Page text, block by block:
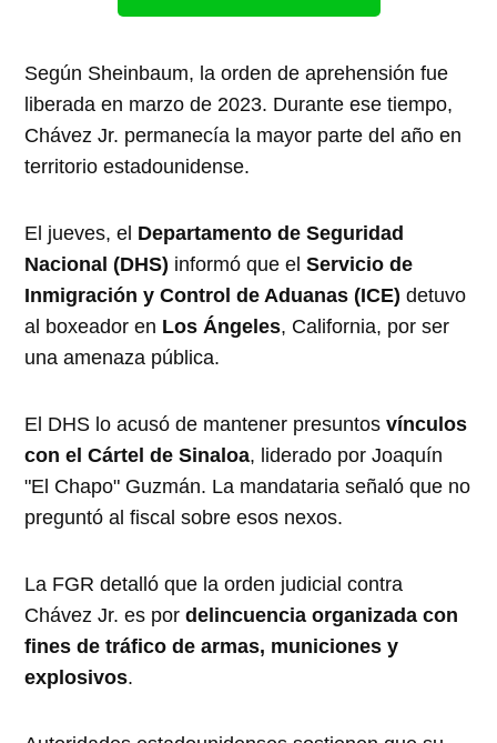
Según Sheinbaum, la orden de aprehensión fue
liberada en marzo de 2023. Durante ese tiempo,
Chávez Jr. permanecía la mayor parte del año en
territorio estadounidense.
El jueves, el Departamento de Seguridad
Nacional (DHS) informó que elServicio de
Inmigración y Control de Aduanas (ICE) detuvo
al boxeador en Los Ángeles, California, por ser
una amenaza pública.
El DHS lo acusó de mantener presuntosvínculos
con el Cártel de Sinaloa, liderado por Joaquín
"El Chapo" Guzmán. La mandataria señaló que no
preguntó al fiscal sobre esos nexos.
La FGR detalló que la orden judicial contra
Chávez Jr. es pordelincuencia organizada con
fines de tráfico de armas, municiones y
explosivos.